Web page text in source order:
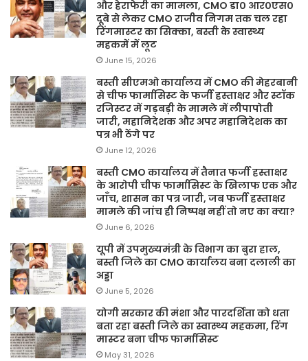
और हेराफेरी का मामला, CMO डा० आर०एस०
दूबे से लेकर CMO राजीव निगम तक चल रहा
रिंगमास्टर का सिक्का, बस्ती के स्वास्थ्य
महकमें में लूट
June 15, 2026
बस्ती सीएमओ कार्यालय में CMO की मेहरबानी
से चीफ फार्मासिस्ट के फर्जी हस्ताक्षर और स्टॉक
रजिस्टर में गड़बड़ी के मामले में लीपापोती
जारी, महानिदेशक और अपर महानिदेशक का
पत्र भी ठेंगे पर
June 12, 2026
बस्ती CMO कार्यालय में तैनात फर्जी हस्ताक्षर
के आरोपी चीफ फार्मासिस्ट के खिलाफ एक और
जाँच, शासन का पत्र जारी, जब फर्जी हस्ताक्षर
मामले की जांच ही निष्पक्ष नहीं तो नए का क्या?
June 6, 2026
यूपी में उपमुख्यमंत्री के विभाग का बुरा हाल,
बस्ती जिले का CMO कार्यालय बना दलाली का
अड्डा
June 5, 2026
योगी सरकार की मंशा और पारदर्शिता को धता
बता रहा बस्ती जिले का स्वास्थ्य महकमा, रिंग
मास्टर बना चीफ फार्मासिस्ट
May 31, 2026